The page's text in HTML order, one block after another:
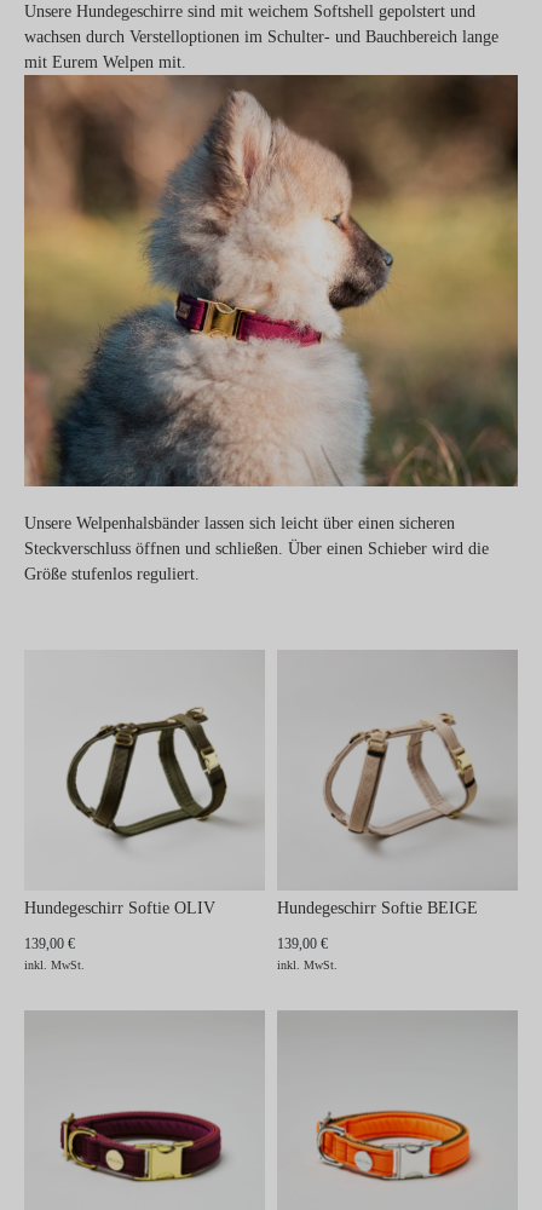
Unsere Hundegeschirre sind mit weichem Softshell gepolstert und
wachsen durch Verstelloptionen im Schulter- und Bauchbereich lange
mit Eurem Welpen mit.
Unsere Welpenhalsbänder lassen sich leicht über einen sicheren
Steckverschluss öffnen und schließen. Über einen Schieber wird die
Größe stufenlos reguliert.
Hundegeschirr Softie OLIV
139,00 €
inkl. MwSt.
Hundegeschirr Softie BEIGE
139,00 €
inkl. MwSt.